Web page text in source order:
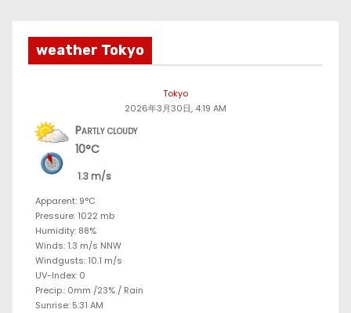
weather Tokyo
Tokyo
2026年3月30日, 4:19 AM
Partly cloudy
10°C
1.3 m/s
Apparent: 9°C
Pressure: 1022 mb
Humidity: 88%
Winds: 1.3 m/s NNW
Windgusts: 10.1 m/s
UV-Index: 0
Precip.: 0mm /23% / Rain
Sunrise: 5:31 AM